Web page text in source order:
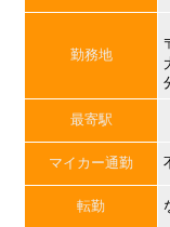
勤務地
最寄駅
マイカー通勤
転勤